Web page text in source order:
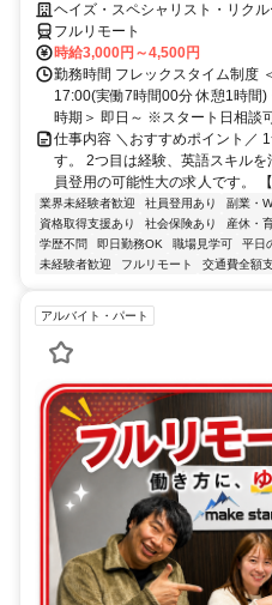
大／700万～800万／リモート勤務
ヘイズ・スペシャリスト・リク
フルリモート
時給3,000円～4,500円
勤務時間 フレックスタイム制度
17:00(実働7時間00分 休憩1時
時期＞ 即日～ ※スタート日相談
仕事内容 ＼おすすめポイント／
す。 2つ目は経験、英語スキル
員登用の可能性大の求人です。
業界未経験者歓迎 社員登用あり 副業・
資格取得支援あり
社会保険あり 産休・
学歴不問
即日勤務OK 職場見学可 平日
未経験者歓迎
フルリモート 交通費全額
アルバイト・パート